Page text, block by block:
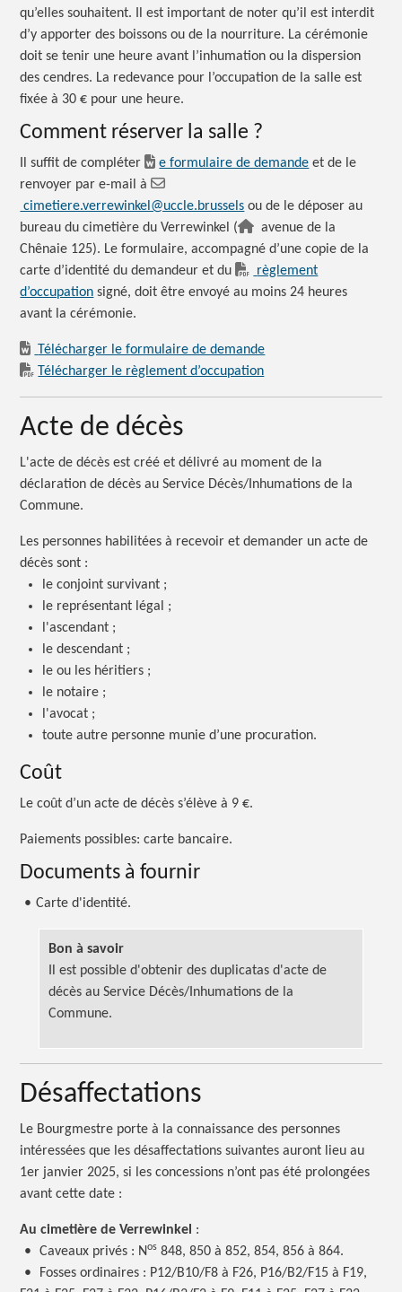
qu’elles souhaitent. Il est important de noter qu’il est interdit
d’y apporter des boissons ou de la nourriture. La cérémonie
doit se tenir une heure avant l’inhumation ou la dispersion
des cendres. La redevance pour l’occupation de la salle est
fixée à 30 € pour une heure.
Comment réserver la salle ?
Il suffit de compléter e formulaire de demande et de le
renvoyer par e-mail à
cimetiere.verrewinkel@uccle.brussels ou de le déposer au
bureau du cimetière du Verrewinkel (
avenue de la
Chênaie 125). Le formulaire, accompagné d’une copie de la
carte d’identité du demandeur et du
règlement
d’occupation signé, doit être envoyé au moins 24 heures
avant la cérémonie.
Télécharger le formulaire de demande
Télécharger le règlement d’occupation
Acte de décès
L'acte de décès est créé et délivré au moment de la
déclaration de décès au Service Décès/Inhumations de la
Commune.
Les personnes habilitées à recevoir et demander un acte de
décèssont :
le conjointsurvivant ;
le représentant légal ;
l'ascendant ;
le descendant ;
le ou les héritiers ;
le notaire ;
l'avocat ;
toute autre personne munie d’une procuration.
Coût
Le coût d’un acte de décès s’élève à 9 €.
Paiements possibles: carte bancaire.
Documents à fournir
• Carte d'identité.
Bon à savoir
Il est possible d'obtenir des duplicatas d'acte de
décès au Service Décès/Inhumations de la
Commune.
Désaffectations
Le Bourgmestre porte à la connaissance des personnes
intéressées que les désaffectations suivantes auront lieu au
1er janvier 2025, si les concessions n’ont pas été prolongées
avant cette date :
Au cimetière de Verrewinkel :
•
Caveaux privés : Nos 848, 850 à 852, 854, 856 à 864.
•
Fosses ordinaires : P12/B10/F8 à F26, P16/B2/F15 à F19,